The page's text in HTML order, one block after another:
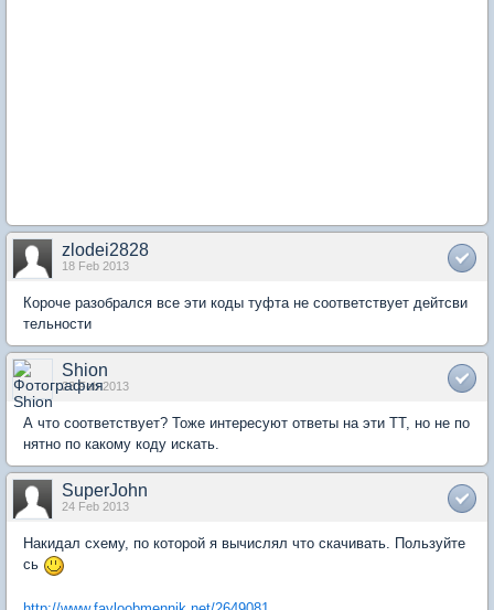
zlodei2828
18 Feb 2013
Короче разобрался все эти коды туфта не соответствует дейтсви
тельности
Shion
23 Feb 2013
А что соответствует? Тоже интересуют ответы на эти ТТ, но не по
нятно по какому коду искать.
SuperJohn
24 Feb 2013
Накидал схему, по которой я вычислял что скачивать. Пользуйте
сь